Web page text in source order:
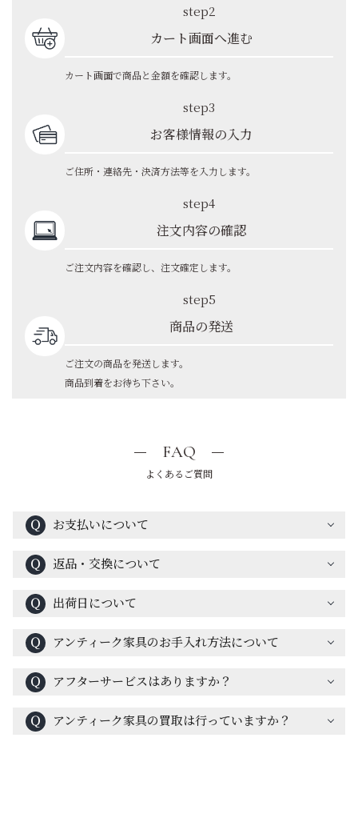
step2
カート画面へ進む
カート画面で商品と金額を確認します。
step3
お客様情報の入力
ご住所・連絡先・決済方法等を入力します。
step4
注文内容の確認
ご注文内容を確認し、注文確定します。
step5
商品の発送
ご注文の商品を発送します。
商品到着をお待ち下さい。
FAQ
よくあるご質問
Ｑ お支払いについて
Ｑ 返品・交換について
Ｑ 出荷日について
Ｑ アンティーク家具のお手入れ方法について
Ｑ アフターサービスはありますか？
Ｑ アンティーク家具の買取は行っていますか？